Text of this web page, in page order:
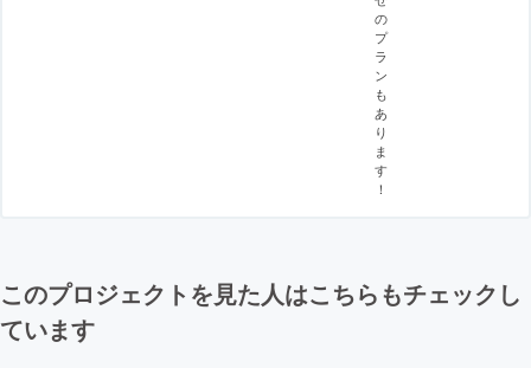
の
プ
ラ
ン
も
あ
り
ま
す
！
このプロジェクトを見た人はこちらもチェックし
ています